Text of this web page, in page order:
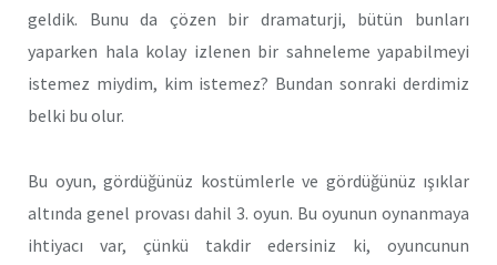
geldik. Bunu da çözen bir dramaturji, bütün bunları
yaparken hala kolay izlenen bir sahneleme yapabilmeyi
istemez miydim, kim istemez? Bundan sonraki derdimiz
belki bu olur.
Bu oyun, gördüğünüz kostümlerle ve gördüğünüz ışıklar
altında genel provası dahil 3. oyun. Bu oyunun oynanmaya
ihtiyacı var, çünkü takdir edersiniz ki, oyuncunun